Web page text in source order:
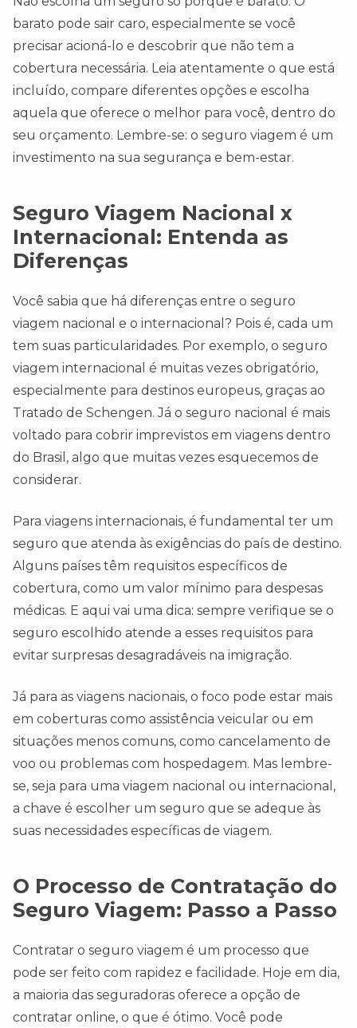
barato pode sair caro, especialmente se você
precisar acioná-lo e descobrir que não tem a
cobertura necessária. Leia atentamente o que está
incluído, compare diferentes opções e escolha
aquela que oferece o melhor para você, dentro do
seu orçamento. Lembre-se: o seguro viagem é um
investimento na sua segurança e bem-estar.
Seguro Viagem Nacional x
Internacional: Entenda as
Diferenças
Você sabia que há diferenças entre o seguro
viagem nacional e o internacional? Pois é, cada um
tem suas particularidades. Por exemplo, o seguro
viagem internacional é muitas vezes obrigatório,
especialmente para destinos europeus, graças ao
Tratado de Schengen. Já o seguro nacional é mais
voltado para cobrir imprevistos em viagens dentro
do Brasil, algo que muitas vezes esquecemos de
considerar.
Para viagens internacionais, é fundamental ter um
seguro que atenda às exigências do país de destino.
Alguns países têm requisitos específicos de
cobertura, como um valor mínimo para despesas
médicas. E aqui vai uma dica: sempre verifique se o
seguro escolhido atende a esses requisitos para
evitar surpresas desagradáveis na imigração.
Já para as viagens nacionais, o foco pode estar mais
em coberturas como assistência veicular ou em
situações menos comuns, como cancelamento de
voo ou problemas com hospedagem. Mas lembre-
se, seja para uma viagem nacional ou internacional,
a chave é escolher um seguro que se adeque às
suas necessidades específicas de viagem.
O Processo de Contratação do
Seguro Viagem: Passo a Passo
Contratar o seguro viagem é um processo que
pode ser feito com rapidez e facilidade. Hoje em dia,
a maioria das seguradoras oferece a opção de
contratar online, o que é ótimo. Você pode